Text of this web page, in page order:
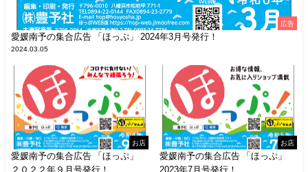
広告
愛媛南予の集合広告 「ほっぷ」 2024年3月号発行！
2024.03.05
お店
愛媛南予の集合広告 「ほっぷ」
２０２２年９月号発行！
お店
愛媛南予の集合広告 「ほっぷ」
2023年7月号発行！